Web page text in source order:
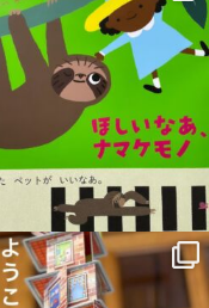
10月 19
sateraito_okazaki